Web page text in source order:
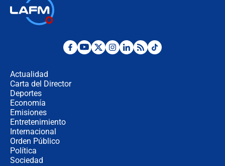
¿Por qué De la Espriella gobernará
Actualidad
Carta del Director
Deportes
Economía
Emisiones
Entretenimiento
Internacional
Orden Público
Política
Sociedad